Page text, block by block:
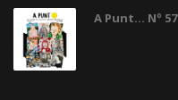
A Punt... Nº 57